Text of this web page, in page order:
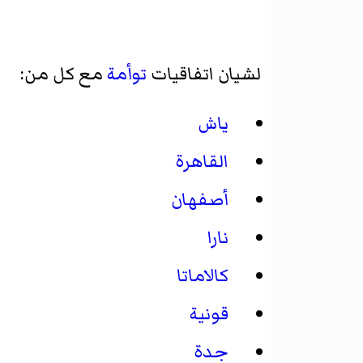
لشيان اتفاقيات توأمةمع كل من:
ياش
القاهرة
أصفهان
نارا
كالاماتا
قونية
جدة